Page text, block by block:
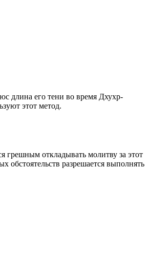
длина его тени во время Дхухр-
этот метод.
грешным откладывать молитву за этот
обстоятельств разрешается выполнять